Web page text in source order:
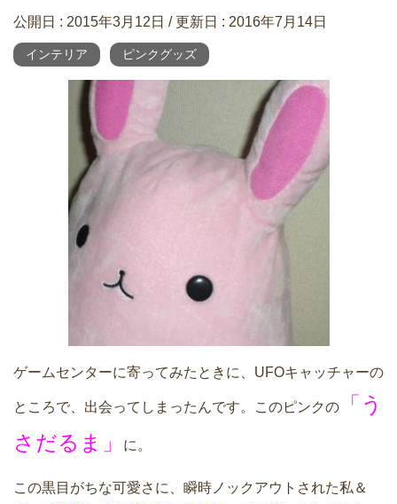
公開日 : 2015年3月12日 / 更新日 : 2016年7月14日
インテリア ピンクグッズ
ゲームセンターに寄ってみたときに、UFOキャッチャーの
ところで、出会ってしまったんです。このピンクの
「う
さだるま」
に。
この黒目がちな可愛さに、瞬時ノックアウトされた私＆